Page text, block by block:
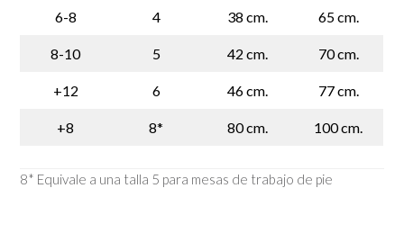
6-8 4 38 cm. 65 cm.
8-10 5 42 cm. 70 cm.
+12 6 46 cm. 77 cm.
+8 8* 80 cm. 100 cm.
8* Equivale a una talla 5 para mesas de trabajo de pie